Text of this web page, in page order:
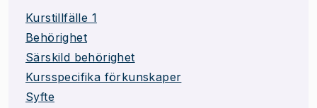
Kurstillfälle 1
Behörighet
Särskild behörighet
Kursspecifika förkunskaper
Syfte